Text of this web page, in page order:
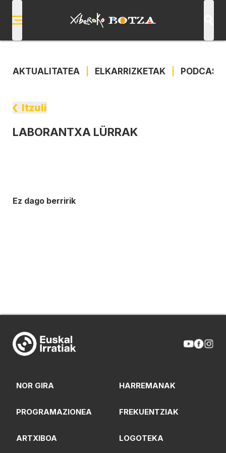
AKTUALITATEA ELKARRIZKETAK
Itzuli
LABORANTXA LÜRRAK
Ez dago berririk
NOR GIRA HARREMANAK
PROGRAMAZIONEA FREKUENTZIAK
ARTXIBOA LOGOTEKA